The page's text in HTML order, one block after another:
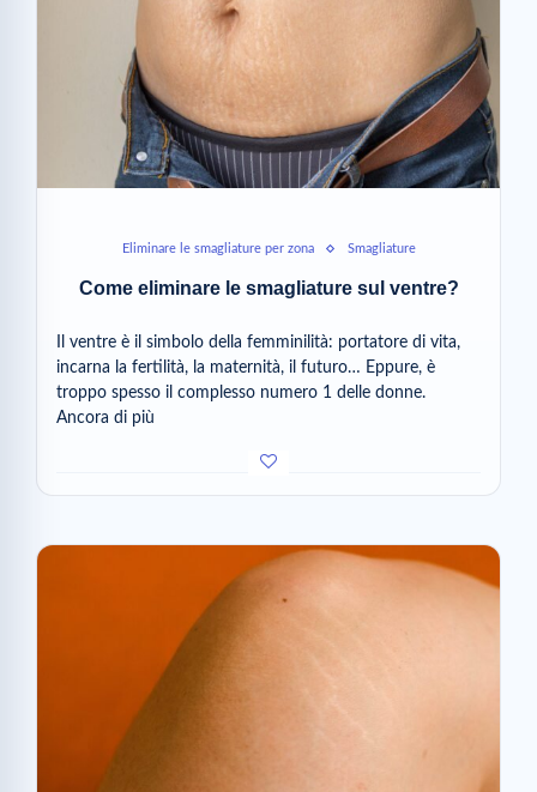
Eliminare le smagliature per zona Smagliature
Come eliminare le smagliature sul ventre?
Il ventre è il simbolo della femminilità: portatore di vita,
incarna la fertilità, la maternità, il futuro… Eppure, è
troppo spesso il complesso numero 1 delle donne.
Ancora di più